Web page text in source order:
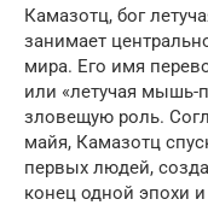
Камазотц, бог
занимает
мира. Его имя
или «летучая мышь-
зловещую роль.
майя, Камазотц
первых людей,
конец одной эпохи